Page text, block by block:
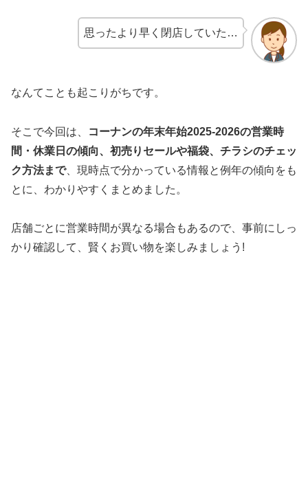
思ったより早く閉店していた…
なんてことも起こりがちです。
そこで今回は、
コーナンの年末年始2025-2026の営業時
間・休業日の傾向、初売りセールや福袋、チラシのチェッ
ク方法まで、現時点で分かっている情報と例年の傾向をも
とに、わかりやすくまとめました。
店舗ごとに営業時間が異なる場合もあるので、事前にしっ
かり確認して、賢くお買い物を楽しみましょう!